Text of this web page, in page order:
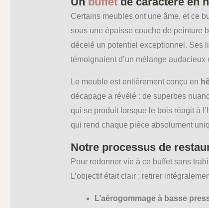
Certains meubles ont une âme, et ce
sous une épaisse couche de peinture
décelé un potentiel exceptionnel. Ses
témoignaient d’un mélange
Le meuble est entièrement conçu en
décapage a révélé : de superbes
qui se produit lorsque le bois réagit à
qui rend chaque pièce absolument
Notre processus de
Pour redonner vie à ce buffet sans
L’objectif était clair : retirer
L’aérogommage à basse